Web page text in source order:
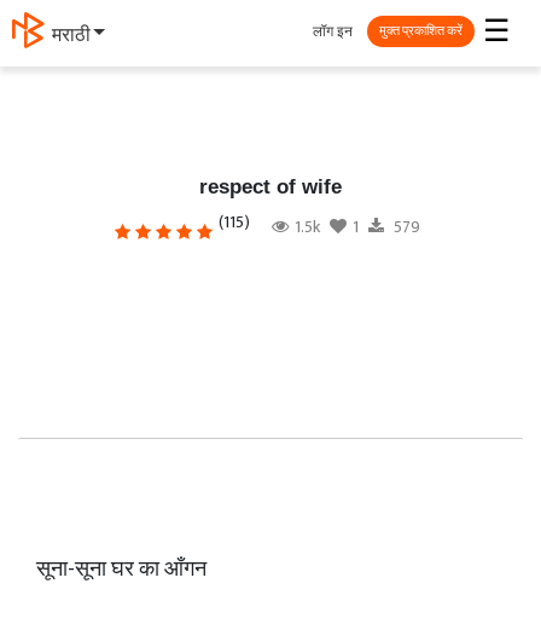
मराठी ☰
लॉग इन मुक्त प्रकाशित करें
respect of wife
(115) 1.5k 1 579
सूना-सूना घर का आँगन